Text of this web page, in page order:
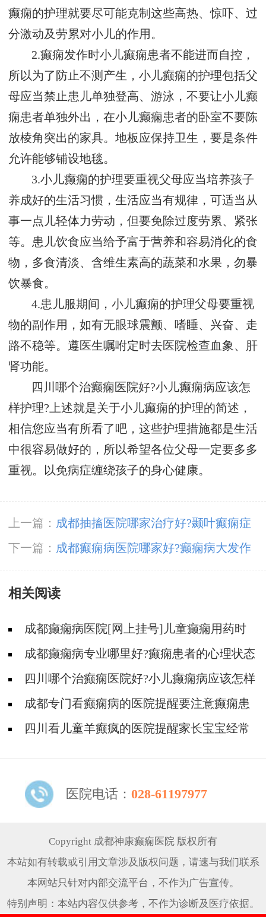
癫痫的护理就要尽可能克制这些高热、惊吓、过
分激动及劳累对小儿的作用。
2.癫痫发作时小儿癫痫患者不能进而自控，
所以为了防止不测产生，小儿癫痫的护理包括父
母应当禁止患儿单独登高、游泳，不要让小儿癫
痫患者单独外出，在小儿癫痫患者的卧室不要陈
放棱角突出的家具。地板应保持卫生，要是条件
允许能够铺设地毯。
3.小儿癫痫的护理要重视父母应当培养孩子
养成好的生活习惯，生活应当有规律，可适当从
事一点儿轻体力劳动，但要免除过度劳累、紧张
等。患儿饮食应当给予富于营养和容易消化的食
物，多食清淡、含维生素高的蔬菜和水果，勿暴
饮暴食。
4.患儿服期间，小儿癫痫的护理父母要重视
物的副作用，如有无眼球震颤、嗜睡、兴奋、走
路不稳等。遵医生嘱咐定时去医院检查血象、肝
肾功能。
四川哪个治癫痫医院好?小儿癫痫病应该怎
样护理?上述就是关于小儿癫痫的护理的简述，
相信您应当有所看了吧，这些护理措施都是生活
中很容易做好的，所以希望各位父母一定要多多
重视。以免病症缠绕孩子的身心健康。
上一篇： 成都抽搐医院哪家治疗好?颞叶癫痫症
状应该怎么治疗?
下一篇： 成都癫痫病医院哪家好?癫痫病大发作
和小发作的区别有什么?
相关阅读
成都癫痫病医院[网上挂号]儿童癫痫用药时
要注意哪些?
成都癫痫病专业哪里好?癫痫患者的心理状态
如何调节?
四川哪个治癫痫医院好?小儿癫痫病应该怎样
护理?成都专门看癫痫病的医院提醒要注意癫痫患
儿的日常护理!
四川看儿童羊癫疯的医院提醒家长宝宝经常
医院电话： 028-61197977
Copyright 成都神康癫痫医院 版权所有
本站如有转载或引用文章涉及版权问题，请速与我们联系
本网站只针对内部交流平台，不作为广告宣传。
特别声明：本站内容仅供参考，不作为诊断及医疗依据。